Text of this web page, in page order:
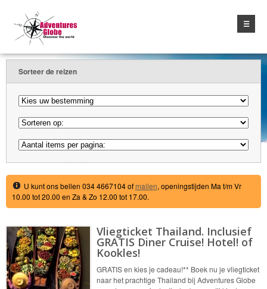
☰
Sorteer de reizen
U kunt ons bellen 034 4667104 ofmailen, openingstijden Ma t/m Vr
10.00 tot 20.00 en Za & Zo 12.00 tot 17.00.
Vliegticket Thailand. Inclusief
GRATIS Diner Cruise! Hotel! of
Kookles!
GRATIS en kies je cadeau!** Boek nu je vliegticket
naar het prachtige Thailand bij Adventures Globe